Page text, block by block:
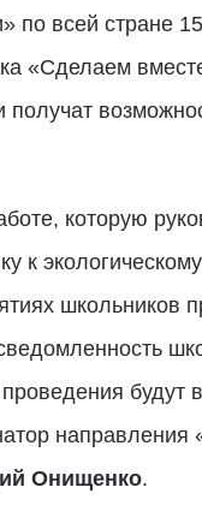
всей стране
«Сделаем
получат
которую
к
школьников
направления
Онищенко.